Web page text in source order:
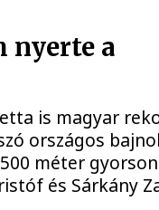
nyerte a
is magyar
országos
méter
és Sárkány